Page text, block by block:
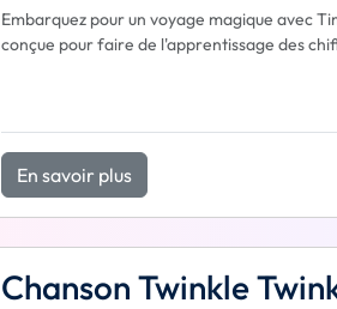
Embarquez pour un voyage magique avec
conçue pour faire de l'apprentissage des
En savoir plus
Chanson Twinkle